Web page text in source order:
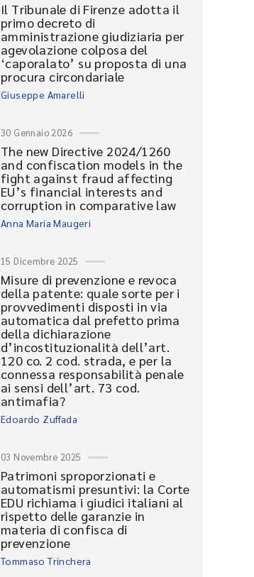
Il Tribunale di Firenze adotta il
primo decreto di
amministrazione giudiziaria per
agevolazione colposa del
‘caporalato’ su proposta di una
procura circondariale
Giuseppe Amarelli
30 Gennaio 2026
The new Directive 2024/1260
and confiscation models in the
fight against fraud affecting
EU’s financial interests and
corruption in comparative law
Anna Maria Maugeri
15 Dicembre 2025
Misure di prevenzione e revoca
della patente: quale sorte per i
provvedimenti disposti in via
automatica dal prefetto prima
della dichiarazione
d’incostituzionalità dell’art.
120 co. 2 cod. strada, e per la
connessa responsabilità penale
ai sensi dell’art. 73 cod.
antimafia?
Edoardo Zuffada
03 Novembre 2025
Patrimoni sproporzionati e
automatismi presuntivi: la Corte
EDU richiama i giudici italiani al
rispetto delle garanzie in
materia di confisca di
prevenzione
Tommaso Trinchera